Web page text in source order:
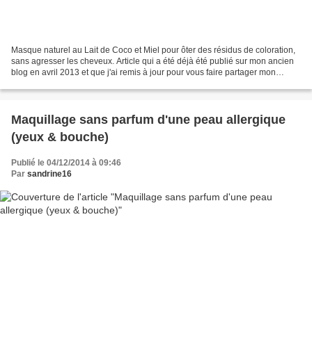
Masque naturel au Lait de Coco et Miel pour ôter des résidus de coloration,
sans agresser les cheveux. Article qui a été déjà été publié sur mon ancien
blog en avril 2013 et que j'ai remis à jour pour vous faire partager mon
Maquillage sans parfum d'une peau allergique
(yeux & bouche)
Publié le 04/12/2014 à 09:46
Par sandrine16